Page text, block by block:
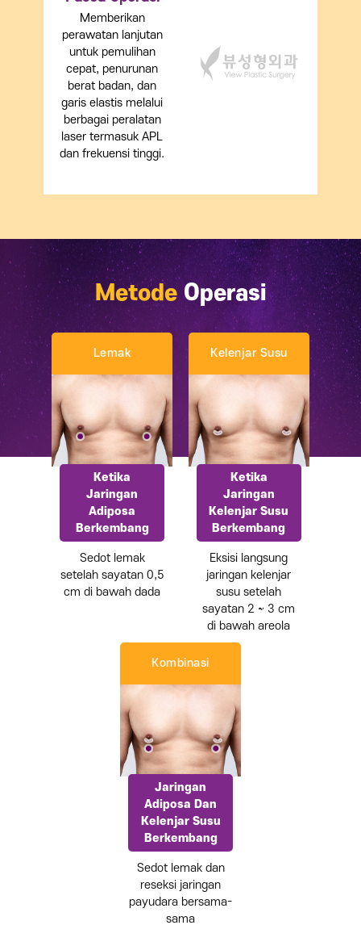
Memberikan
perawatan lanjutan
untuk pemulihan
cepat, penurunan
berat badan, dan
garis elastis melalui
berbagai peralatan
laser termasuk APL
dan frekuensi tinggi.
MetodeOperasi
Lemak
Ketika
Jaringan
Adiposa
Berkembang
Sedot lemak
setelah sayatan 0,5
cm di bawah dada
Kelenjar Susu
Ketika
Jaringan
Kelenjar Susu
Berkembang
Eksisi langsung
jaringan kelenjar
susu setelah
sayatan 2 ~ 3 cm
di bawah areola
Kombinasi
Jaringan
Adiposa Dan
Kelenjar Susu
Berkembang
Sedot lemak dan
reseksi jaringan
payudara bersama-
sama